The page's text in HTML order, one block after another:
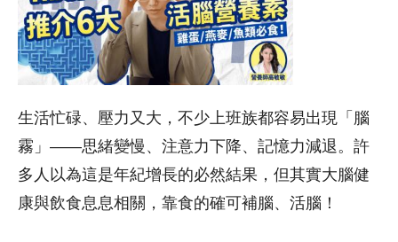
生活忙碌、壓力又大，不少上班族都容易出現「腦
霧」——思緒變慢、注意力下降、記憶力減退。許
多人以為這是年紀增長的必然結果，但其實大腦健
康與飲食息息相關，靠食的確可補腦、活腦！